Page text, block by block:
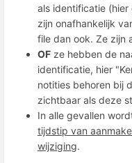
als identificatie
zijn onafhankelijk
file dan ook. Ze zijn
OF ze hebben de
identificatie, hier
notities behoren bij
zichtbaar als deze
In alle gevallen
tijdstip van
wijziging.